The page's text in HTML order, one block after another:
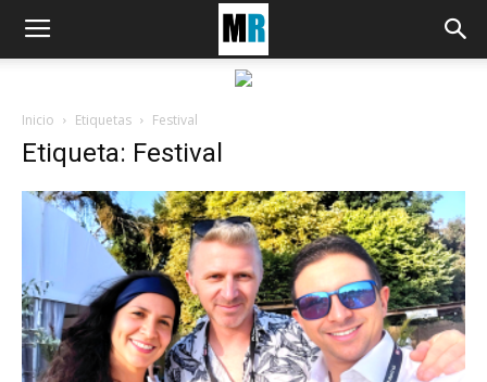
Inicio Etiquetas Festival
Etiqueta: Festival